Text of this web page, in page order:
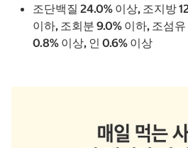
조단백질 24.0% 이상, 조지방
이하, 조회분 9.0% 이하, 조섬
0.8% 이상, 인 0.6% 이상